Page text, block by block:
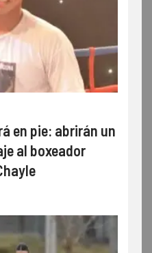
en pie: abrirán un
al boxeador